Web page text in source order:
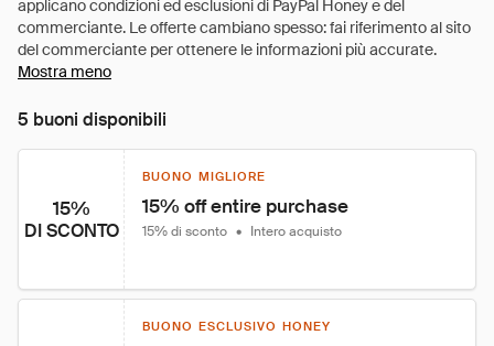
Mostra meno
5 buoni disponibili
15%
DI SCONTO
BUONO MIGLIORE
15% off entire purchase
15% di sconto • Intero acquisto
BUONO ESCLUSIVO HONEY